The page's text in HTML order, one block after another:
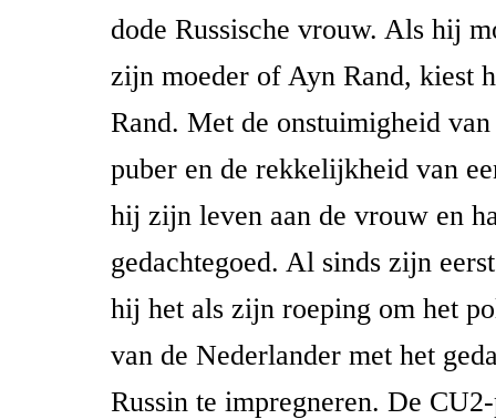
dode Russische vrouw. Als hij
zijn moeder of Ayn Rand, kiest
Rand. Met de onstuimigheid
puber en de rekkelijkheid van
hij zijn leven aan de vrouw en
gedachtegoed. Al sinds zijn
hij het als zijn roeping om het
van de Nederlander met het
Russin te impregneren. De